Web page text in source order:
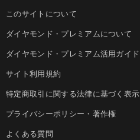
このサイトについて
ダイヤモンド・プレミアムについて
ダイヤモンド・プレミアム活用ガイド
サイト利用規約
特定商取引に関する法律に基づく表示
プライバシーポリシー・著作権
よくある質問